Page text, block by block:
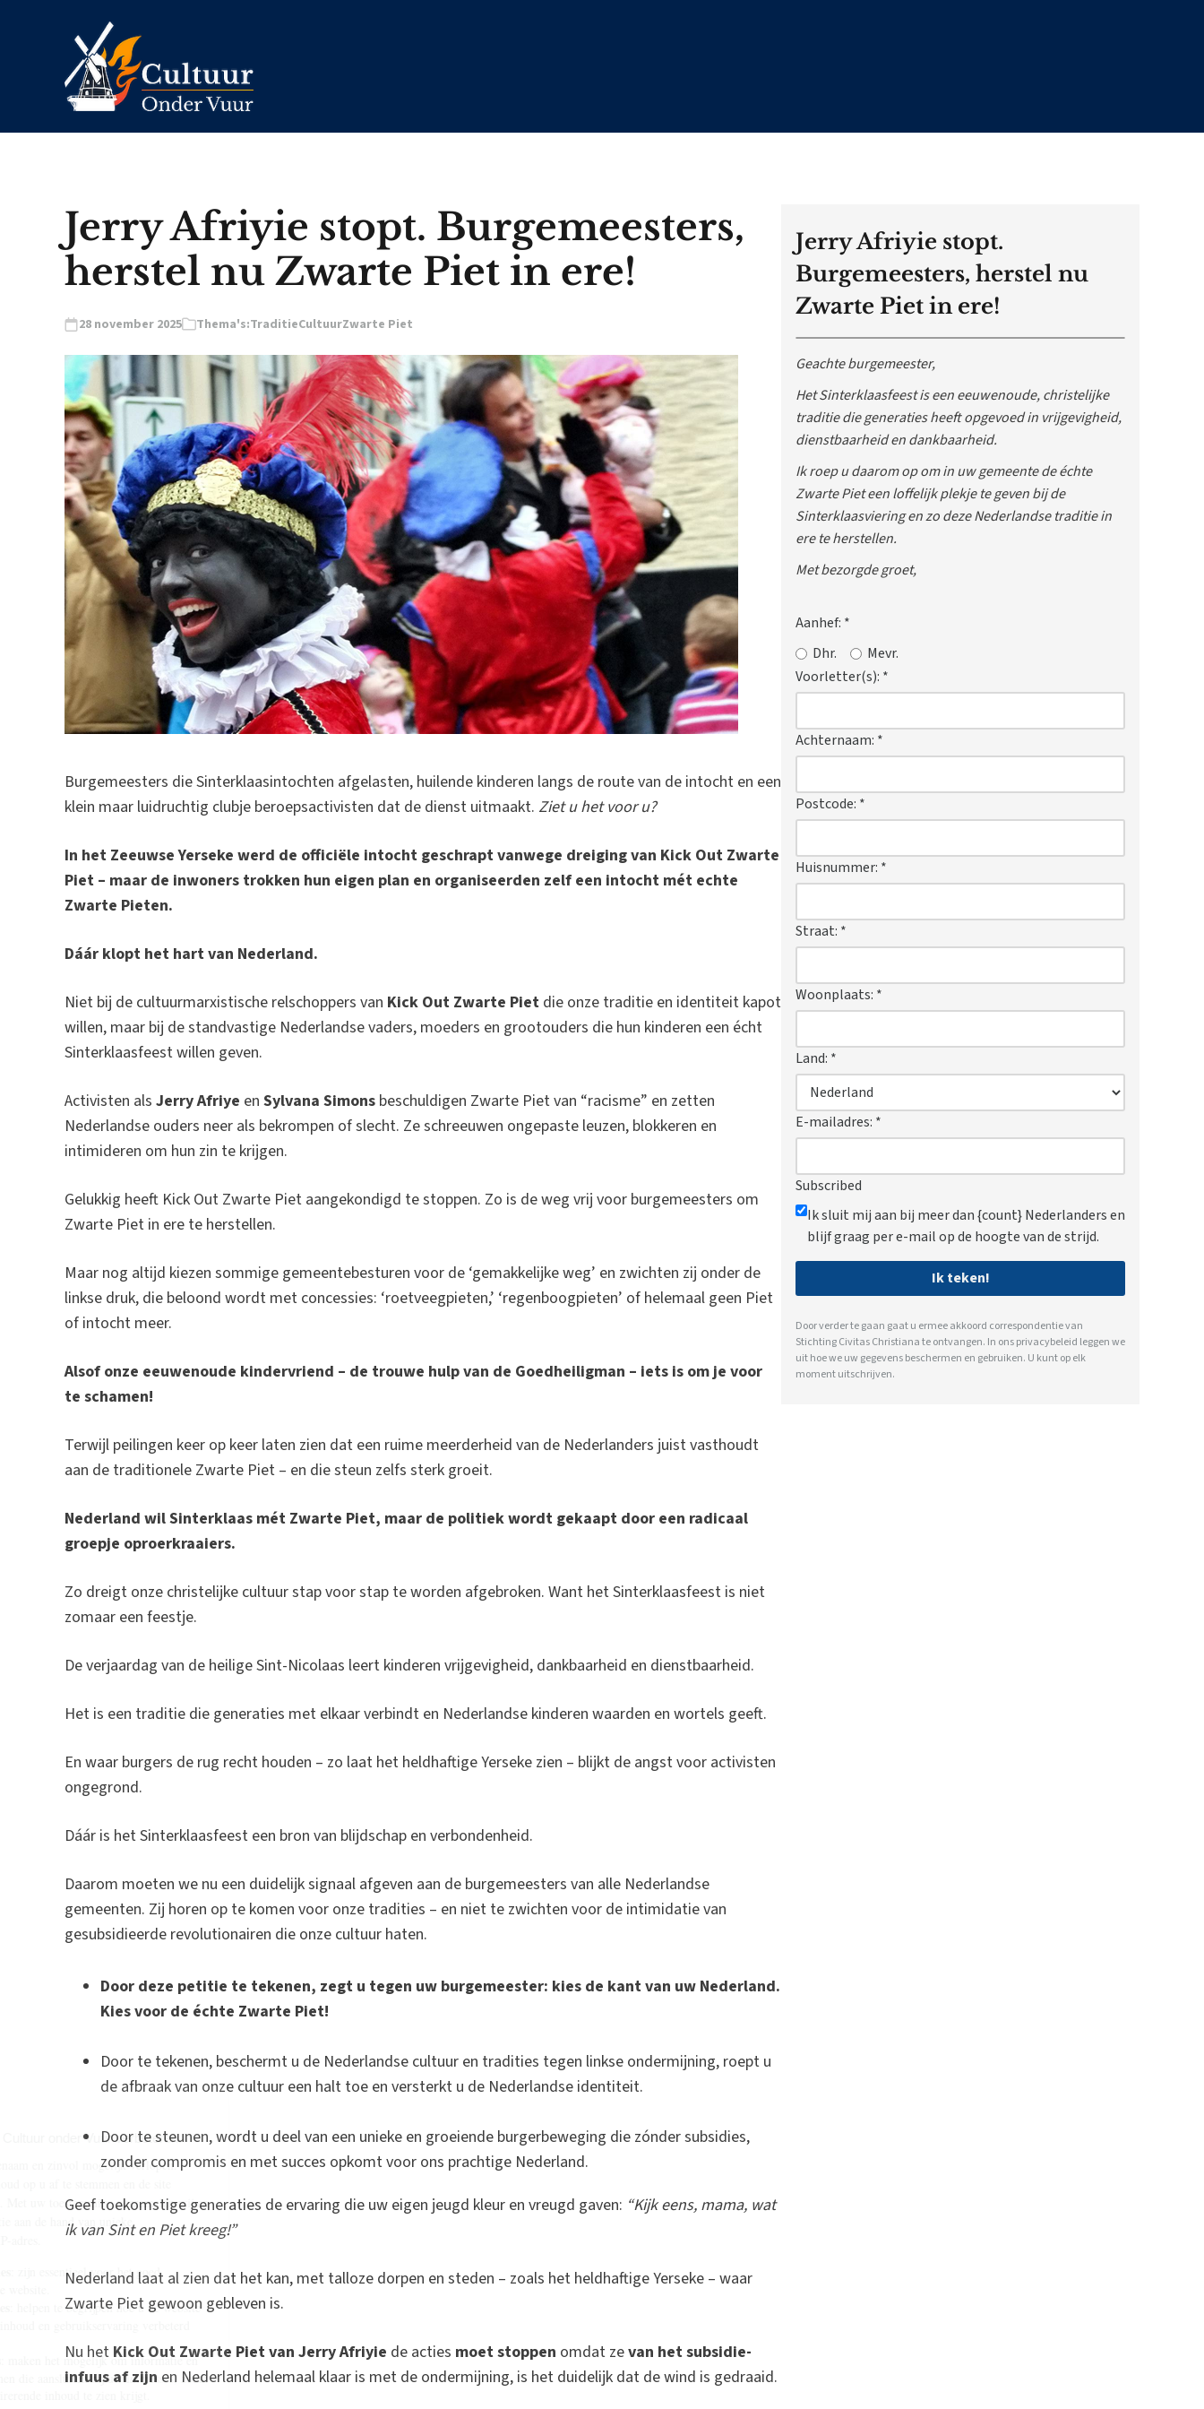
Jerry Afriyie stopt. Burgemeesters,
herstel nu Zwarte Piet in ere!
28 november 2025 Thema's:TraditieCultuurZwarte Piet
Burgemeesters die Sinterklaasintochten afgelasten, huilende kinderen langs de route van de intocht en een
klein maar luidruchtig clubje beroepsactivisten dat de dienst uitmaakt. Ziet u het voor u?
In het Zeeuwse Yerseke werd de officiële intocht geschrapt vanwege dreiging van Kick Out Zwarte
Piet – maar de inwoners trokken hun eigen plan en organiseerden zelf een intocht mét echte
Zwarte Pieten.
Dáár klopt het hart van Nederland.
Niet bij de cultuurmarxistische relschoppers van Kick Out Zwarte Piet die onze traditie en identiteit kapot
willen, maar bij de standvastige Nederlandse vaders, moeders en grootouders die hun kinderen een écht
Sinterklaasfeest willen geven.
Activisten als Jerry Afriye en Sylvana Simons beschuldigen Zwarte Piet van “racisme” en zetten
Nederlandse ouders neer als bekrompen of slecht. Ze schreeuwen ongepaste leuzen, blokkeren en
intimideren om hun zin te krijgen.
Gelukkig heeft Kick Out Zwarte Piet aangekondigd te stoppen. Zo is de weg vrij voor burgemeesters om
Zwarte Piet in ere te herstellen.
Maar nog altijd kiezen sommige gemeentebesturen voor de ‘gemakkelijke weg’ en zwichten zij onder de
linkse druk, die beloond wordt met concessies: ‘roetveegpieten,’ ‘regenboogpieten’ of helemaal geen Piet
of intocht meer.
Alsof onze eeuwenoude kindervriend – de trouwe hulp van de Goedheiligman – iets is om je voor
te schamen!
Terwijl peilingen keer op keer laten zien dat een ruime meerderheid van de Nederlanders juist vasthoudt
aan de traditionele Zwarte Piet – en die steun zelfs sterk groeit.
Nederland wil Sinterklaas mét Zwarte Piet, maar de politiek wordt gekaapt door een radicaal
groepje oproerkraaiers.
Zo dreigt onze christelijke cultuur stap voor stap te worden afgebroken. Want het Sinterklaasfeest is niet
zomaar een feestje.
De verjaardag van de heilige Sint-Nicolaas leert kinderen vrijgevigheid, dankbaarheid en dienstbaarheid.
Het is een traditie die generaties met elkaar verbindt en Nederlandse kinderen waarden en wortels geeft.
En waar burgers de rug recht houden – zo laat het heldhaftige Yerseke zien – blijkt de angst voor activisten
ongegrond.
Dáár is het Sinterklaasfeest een bron van blijdschap en verbondenheid.
Daarom moeten we nu een duidelijk signaal afgeven aan de burgemeesters van alle Nederlandse
gemeenten. Zij horen op te komen voor onze tradities – en niet te zwichten voor de intimidatie van
gesubsidieerde revolutionairen die onze cultuur haten.
Door deze petitie te tekenen, zegt u tegen uw burgemeester: kies de kant van uw Nederland.
Kies voor de échte Zwarte Piet!
Door te tekenen, beschermt u de Nederlandse cultuur en tradities tegen linkse ondermijning, roept u
de afbraak van onze cultuur een halt toe en versterkt u de Nederlandse identiteit.
Door te steunen, wordt u deel van een unieke en groeiende burgerbeweging die zónder subsidies,
zonder compromis en met succes opkomt voor ons prachtige Nederland.
Geef toekomstige generaties de ervaring die uw eigen jeugd kleur en vreugd gaven: “Kijk eens, mama, wat
ik van Sint en Piet kreeg!”
Nederland laat al zien dat het kan, met talloze dorpen en steden – zoals het heldhaftige Yerseke – waar
Zwarte Piet gewoon gebleven is.
Nu het Kick Out Zwarte Piet van Jerry Afriyie de acties moet stoppen omdat zevan het subsidie-
infuus af zijn en Nederland helemaal klaar is met de ondermijning, is het duidelijk dat de wind is gedraaid.
Jerry Afriyie stopt.
Burgemeesters, herstel nu
Zwarte Piet in ere!
Geachte burgemeester,
Het Sinterklaasfeest is een eeuwenoude, christelijke
traditie die generaties heeft opgevoed in vrijgevigheid,
dienstbaarheid en dankbaarheid.
Ik roep u daarom op om in uw gemeente de échte
Zwarte Piet een loffelijk plekje te geven bij de
Sinterklaasviering en zo deze Nederlandse traditie in
ere te herstellen.
Met bezorgde groet,
Aanhef: *
Dhr.
Mevr.
Voorletter(s): *
Achternaam: *
Postcode: *
Huisnummer: *
Straat: *
Woonplaats: *
Land: *
E-mailadres: *
Subscribed
Ik sluit mij aan bij meer dan {count} Nederlanders en
blijf graag per e-mail op de hoogte van de strijd.
Ik teken!
Door verder te gaan gaat u ermee akkoord correspondentie van
Stichting Civitas Christiana te ontvangen. In onsprivacybeleid leggen we
uit hoe we uw gegevens beschermen en gebruiken. U kunt op elk
moment uitschrijven.